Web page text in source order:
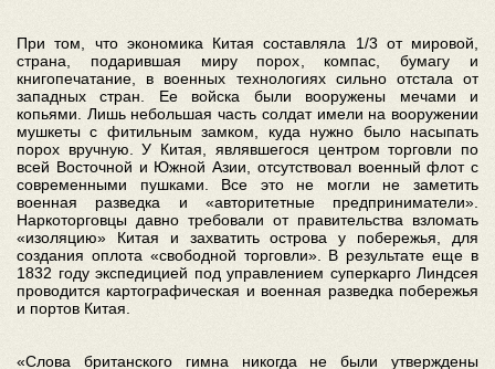
При том, что экономика Китая составляла 1/3 от мировой,
страна, подарившая миру порох, компас, бумагу и
книгопечатание, в военных технологиях сильно отстала от
западных стран. Ее войска были вооружены мечами и
копьями. Лишь небольшая часть солдат имели на вооружении
мушкеты с фитильным замком, куда нужно было насыпать
порох вручную. У Китая, являвшегося центром торговли по
всей Восточной и Южной Азии, отсутствовал военный флот с
современными пушками. Все это не могли не заметить
военная разведка и «авторитетные предприниматели».
Наркоторговцы давно требовали от правительства взломать
«изоляцию» Китая и захватить острова у побережья, для
создания оплота «свободной торговли». В результате еще в
1832 году экспедицией под управлением суперкарго Линдсея
проводится картографическая и военная разведка побережья
и портов Китая.
«Слова британского гимна никогда не были утверждены